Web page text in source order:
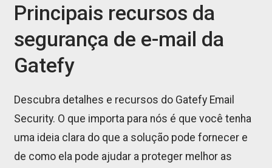
Principais recursos da
segurança de e-mail da
Gatefy
Descubra detalhes e recursos do Gatefy Email
Security. O que importa para nós é que você tenha
uma ideia clara do que a solução pode fornecer e
de como ela pode ajudar a proteger melhor as